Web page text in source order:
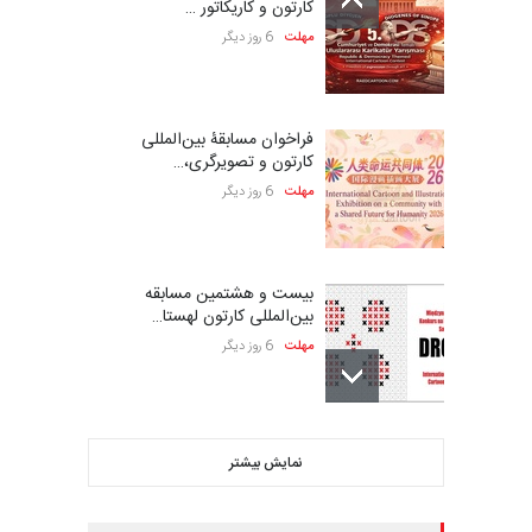
کارتون و کاریکاتور …
مهلت 6 روز دیگر
فراخوان مسابقۀ بین‌المللی
کارتون و تصویرگری،…
مهلت 6 روز دیگر
بیست و هشتمین مسابقه
بین‌المللی کارتون لهستا…
مهلت 6 روز دیگر
ششمین جشنواره بین‌المللی
کاریکاتور CIK Damad…
نمایش بیشتر